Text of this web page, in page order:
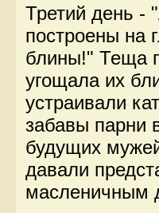
Третий день -
построены на
блины!" Теща
угощала их
устраивали
забавы парни
будущих
давали
масленичным